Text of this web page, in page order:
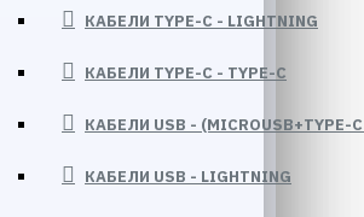
КАБЕЛИ TYPE-C - LIGHTNING
КАБЕЛИ TYPE-C - TYPE-C
КАБЕЛИ USB - (MICROUSB+TYPE-
КАБЕЛИ USB - LIGHTNING